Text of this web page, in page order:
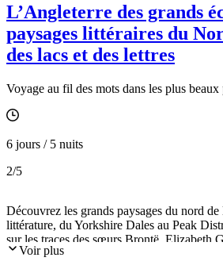
L’Angleterre des grands
paysages littéraires du
des lacs et des lettres
Voyage au fil des mots dans les plus beaux
6 jours / 5 nuits
2/5
Découvrez les grands paysages du nord
littérature, du Yorkshire Dales au Peak
sur les traces des sœurs Brontë, Elizabeth
William Wordsworth, Beatrix Potter et bien
Voir plus